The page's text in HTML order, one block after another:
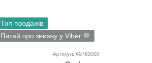
Топ продажів
Питай про знижку у Viber 💬
Артикул: 40783000